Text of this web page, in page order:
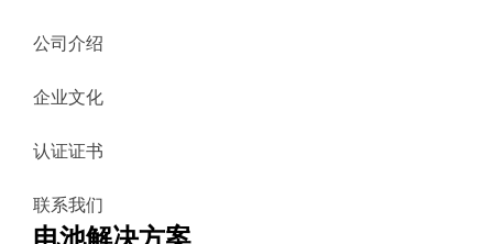
公司介绍
企业文化
认证证书
联系我们
电池解决方案